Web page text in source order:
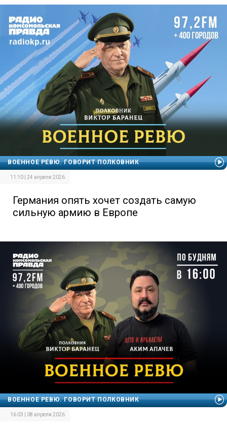
ВОЕННОЕ РЕВЮ. ГОВОРИТ ПОЛКОВНИК
11:10 | 24 апреля 2026
Германия опять хочет создать самую
сильную армию в Европе
ВОЕННОЕ РЕВЮ. ГОВОРИТ ПОЛКОВНИК
16:03 | 08 апреля 2026